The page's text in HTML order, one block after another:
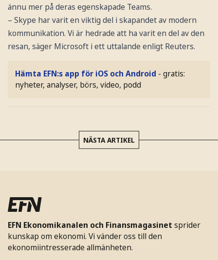
ännu mer på deras egenskapade Teams.
– Skype har varit en viktig del i skapandet av modern
kommunikation. Vi är hedrade att ha varit en del av den
resan, säger Microsoft i ett uttalande enligt Reuters.
Hämta EFN:s app för iOS och Android - gratis:
nyheter, analyser, börs, video, podd
NÄSTA ARTIKEL
EFN Ekonomikanalen och Finansmagasinet sprider
kunskap om ekonomi. Vi vänder oss till den
ekonomiintresserade allmänheten.